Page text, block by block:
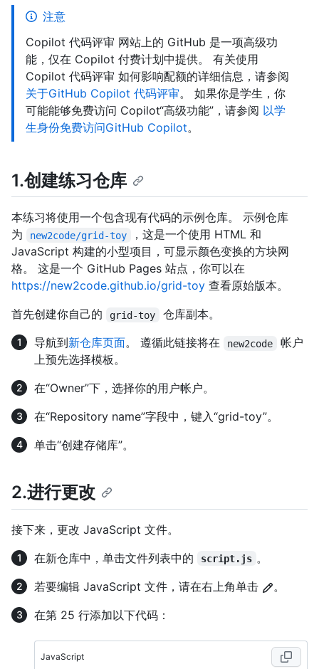
注意
Copilot 代码评审 网站上的 GitHub 是一项高级功
能，仅在 Copilot 付费计划中提供。 有关使用
Copilot 代码评审 如何影响配额的详细信息，请参阅
关于GitHub Copilot 代码评审。 如果你是学生，你
可能能够免费访问 Copilot“高级功能”，请参阅 以学
生身份免费访问GitHub Copilot。
1.创建练习仓库
本练习将使用一个包含现有代码的示例仓库。 示例仓库
为
new2code/grid-toy
，这是一个使用 HTML 和
JavaScript 构建的小型项目，可显示颜色变换的方块网
格。 这是一个 GitHub Pages 站点，你可以在
https://new2code.github.io/grid-toy 查看原始版本。
首先创建你自己的
grid-toy
仓库副本。
导航到新仓库页面。 遵循此链接将在 new2code
帐户
上预先选择模板。
在“Owner”下，选择你的用户帐户。
在“Repository name”字段中，键入“grid-toy”。
单击“创建存储库”。
2.进行更改
接下来，更改 JavaScript 文件。
在新仓库中，单击文件列表中的
script.js 。
若要编辑 JavaScript 文件，请在右上角单击
。
在第 25 行添加以下代码：
JavaScript